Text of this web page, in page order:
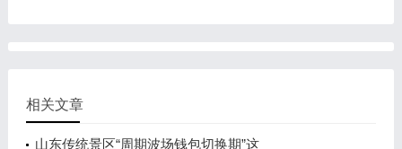
相关文章
山东传统景区“周期波场钱包切换期”这